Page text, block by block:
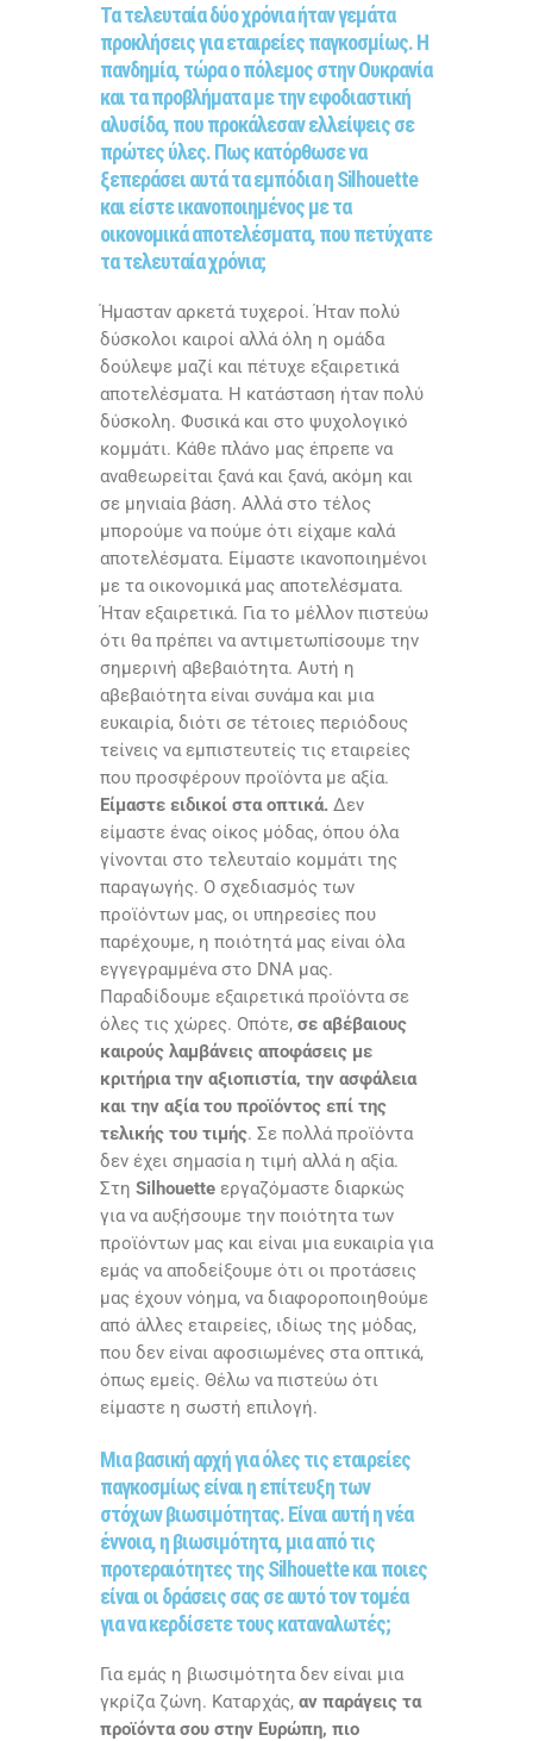
Τα τελευταία δύο χρόνια ήταν γεμάτα
προκλήσεις για εταιρείες παγκοσμίως. Η
πανδημία, τώρα ο πόλεμος στην Ουκρανία
και τα προβλήματα με την εφοδιαστική
αλυσίδα, που προκάλεσαν ελλείψεις σε
πρώτες ύλες. Πως κατόρθωσε να
ξεπεράσει αυτά τα εμπόδια η Silhouette
και είστε ικανοποιημένος με τα
οικονομικά αποτελέσματα, που πετύχατε
τα τελευταία χρόνια;
Ήμασταν αρκετά τυχεροί. Ήταν πολύ
δύσκολοι καιροί αλλά όλη η ομάδα
δούλεψε μαζί και πέτυχε εξαιρετικά
αποτελέσματα. Η κατάσταση ήταν πολύ
δύσκολη. Φυσικά και στο ψυχολογικό
κομμάτι. Κάθε πλάνο μας έπρεπε να
αναθεωρείται ξανά και ξανά, ακόμη και
σε μηνιαία βάση. Αλλά στο τέλος
μπορούμε να πούμε ότι είχαμε καλά
αποτελέσματα. Είμαστε ικανοποιημένοι
με τα οικονομικά μας αποτελέσματα.
Ήταν εξαιρετικά. Για το μέλλον πιστεύω
ότι θα πρέπει να αντιμετωπίσουμε την
σημερινή αβεβαιότητα. Αυτή η
αβεβαιότητα είναι συνάμα και μια
ευκαιρία, διότι σε τέτοιες περιόδους
τείνεις να εμπιστευτείς τις εταιρείες
που προσφέρουν προϊόντα με αξία.
Είμαστε ειδικοί στα οπτικά. Δεν
είμαστε ένας οίκος μόδας, όπου όλα
γίνονται στο τελευταίο κομμάτι της
παραγωγής. Ο σχεδιασμός των
προϊόντων μας, οι υπηρεσίες που
παρέχουμε, η ποιότητά μας είναι όλα
εγγεγραμμένα στο DNA μας.
Παραδίδουμε εξαιρετικά προϊόντα σε
όλες τις χώρες. Οπότε, σε αβέβαιους
καιρούς λαμβάνεις αποφάσεις με
κριτήρια την αξιοπιστία, την ασφάλεια
και την αξία του προϊόντος επί της
τελικής του τιμής. Σε πολλά προϊόντα
δεν έχει σημασία η τιμή αλλά η αξία.
Στη Silhouette εργαζόμαστε διαρκώς
για να αυξήσουμε την ποιότητα των
προϊόντων μας και είναι μια ευκαιρία για
εμάς να αποδείξουμε ότι οι προτάσεις
μας έχουν νόημα, να διαφοροποιηθούμε
από άλλες εταιρείες, ιδίως της μόδας,
που δεν είναι αφοσιωμένες στα οπτικά,
όπως εμείς. Θέλω να πιστεύω ότι
είμαστε η σωστή επιλογή.
Μια βασική αρχή για όλες τις εταιρείες
παγκοσμίως είναι η επίτευξη των
στόχων βιωσιμότητας. Είναι αυτή η νέα
έννοια, η βιωσιμότητα, μια από τις
προτεραιότητες της Silhouette και ποιες
είναι οι δράσεις σας σε αυτό τον τομέα
για να κερδίσετε τους καταναλωτές;
Για εμάς η βιωσιμότητα δεν είναι μια
γκρίζα ζώνη. Καταρχάς, αν παράγεις τα
προϊόντα σου στην Ευρώπη, πιο